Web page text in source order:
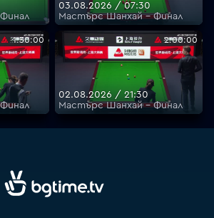
03.08.2026 / 07:30
Мастърс Шанхай - Финал
1:30:00 2:00:00
02.08.2026 / 21:30
Мастърс Шанхай - Финал